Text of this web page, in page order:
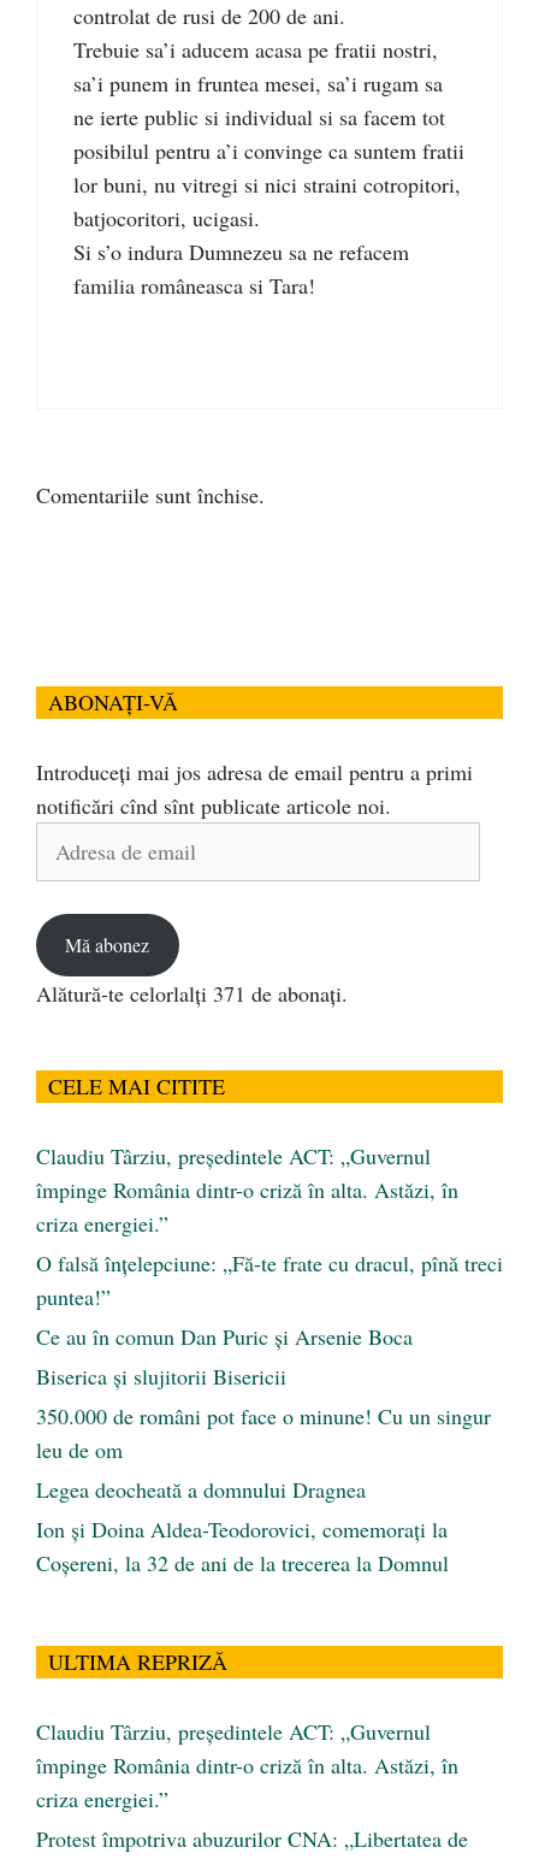
controlat de rusi de 200 de ani.
Trebuie sa’i aducem acasa pe fratii nostri,
sa’i punem in fruntea mesei, sa’i rugam sa
ne ierte public si individual si sa facem tot
posibilul pentru a’i convinge ca suntem fratii
lor buni, nu vitregi si nici straini cotropitori,
batjocoritori, ucigasi.
Si s’o indura Dumnezeu sa ne refacem
familia româneasca si Tara!
Comentariile sunt închise.
ABONAȚI-VĂ
Introduceți mai jos adresa de email pentru a primi
notificări cînd sînt publicate articole noi.
Adresa
Mă abonez
Alătură-te celorlalți 371 de abonați.
CELE MAI CITITE
Claudiu Târziu, președintele ACT: „Guvernul
împinge România dintr-o criză în alta. Astăzi, în
criza energiei.”
O falsă înțelepciune: „Fă-te frate cu dracul, pînă treci
puntea!”
Ce au în comun Dan Puric şi Arsenie Boca
Biserica și slujitorii Bisericii
350.000 de români pot face o minune! Cu un singur
leu de om
Legea deocheată a domnului Dragnea
Ion și Doina Aldea-Teodorovici, comemorați la
Coșereni, la 32 de ani de la trecerea la Domnul
ULTIMA REPRIZĂ
Claudiu Târziu, președintele ACT: „Guvernul
împinge România dintr-o criză în alta. Astăzi, în
criza energiei.”
Protest împotriva abuzurilor CNA: „Libertatea de